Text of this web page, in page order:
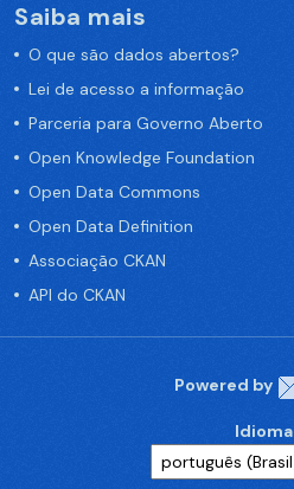
Saiba mais
O que são dados abertos?
Lei de acesso a informação
Parceria para Governo Aberto
Open Knowledge Foundation
Open Data Commons
Open Data Definition
Associação CKAN
API do CKAN
Powered by
Idioma